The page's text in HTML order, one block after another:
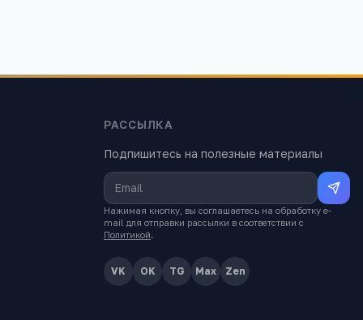
РАССЫЛКА
Подпишитесь на полезные материалы
Нажимая кнопку, вы соглашаетесь на обработку e-
mail для отправки рассылки в соответствии с
Политикой.
VK OK TG Max Zen